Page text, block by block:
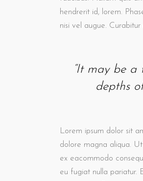
hendrerit id, lorem.
nisi vel augue.
“It may be a
depths
Lorem ipsum dolor sit
dolore magna aliqua.
ex eacommodo
eu fugiat nulla pariatur.